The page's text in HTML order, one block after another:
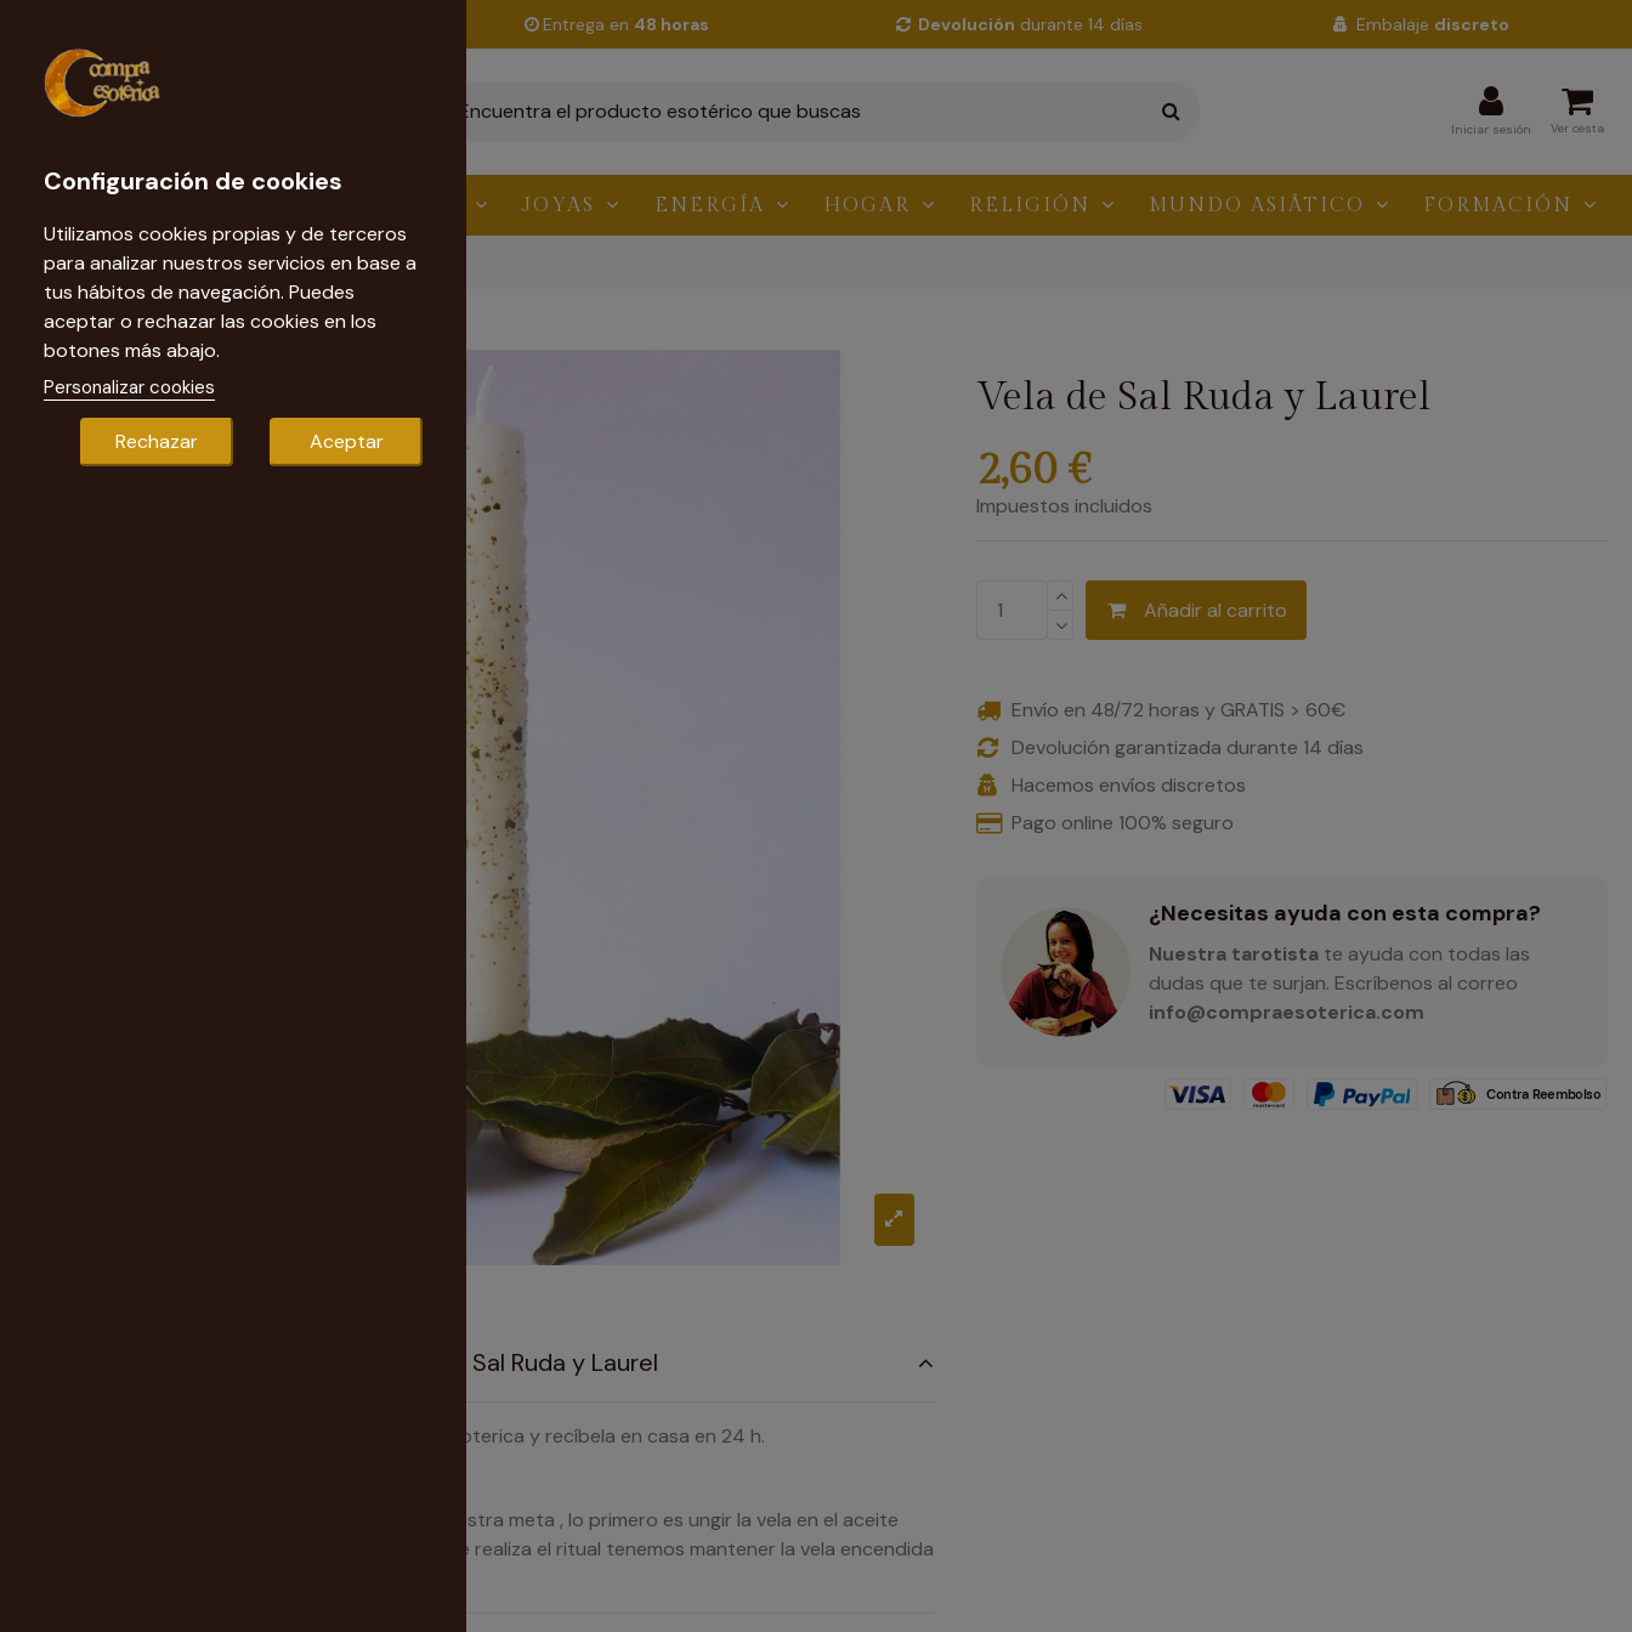
Entrega en 48 horas Devolución durante 14 días Embalaje discreto
Iniciar sesión Ver cesta
JOYAS ENERGÍA HOGAR RELIGIÓN MUNDO ASIÁTICO FORMACIÓN
Inicio Velas Esotéricas Vela de Sal Ruda y Laurel
Vela de Sal Ruda y Laurel
2,60 €
Impuestos incluidos
Añadir al carrito
Envío en 48/72 horas y GRATIS > 60€
Devolución garantizada durante 14 días
Hacemos envíos discretos
Pago online 100% seguro
¿Necesitas ayuda con esta compra?
Nuestra tarotista te ayuda con todas las
dudas que te surjan. Escríbenos al correo
info@compraesoterica.com
Nuestra tarotista te recomienda Vela de Sal Ruda y Laurel
Compra tu Vela de sal, ruda y laurel en Compra Esoterica y recíbela en casa en 24 h.
Se usa de vinculo energético entre nosotros y nuestra meta , lo primero es ungir la vela en el aceite
adecuado para establecer la conexión mientras se realiza el ritual tenemos mantener la vela encendida
Configuración de cookies
Utilizamos cookies propias y de terceros
para analizar nuestros servicios en base a
tus hábitos de navegación. Puedes
aceptar o rechazar las cookies en los
botones más abajo.
Personalizar cookies
Rechazar Aceptar